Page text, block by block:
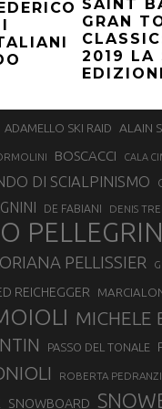
SAINT
GRAN
2019 LA
ADAMELLO SKI RAID ALAIN
BOSCACCI CALA
DI SCIALPINISMO
DE FABIANI DENIS
PELLISSIER
REICHEGGER
MICHELE
PASSO DEL TONALE
ROBERTA
SNOWBOARD